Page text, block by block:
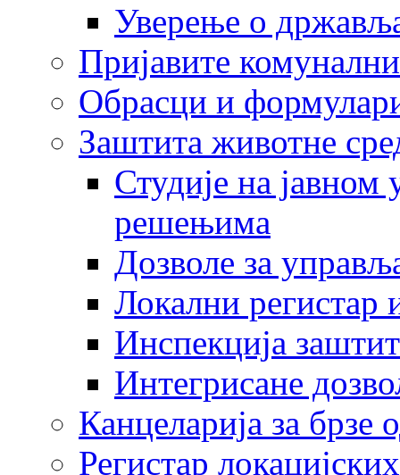
Уверење о
Пријавите
Обрасци и
Заштита животне
Студије на
решењима
Дозволе за
Локални регистар
Инспекција
Интегрисане
Канцеларија за брзе
Регистар